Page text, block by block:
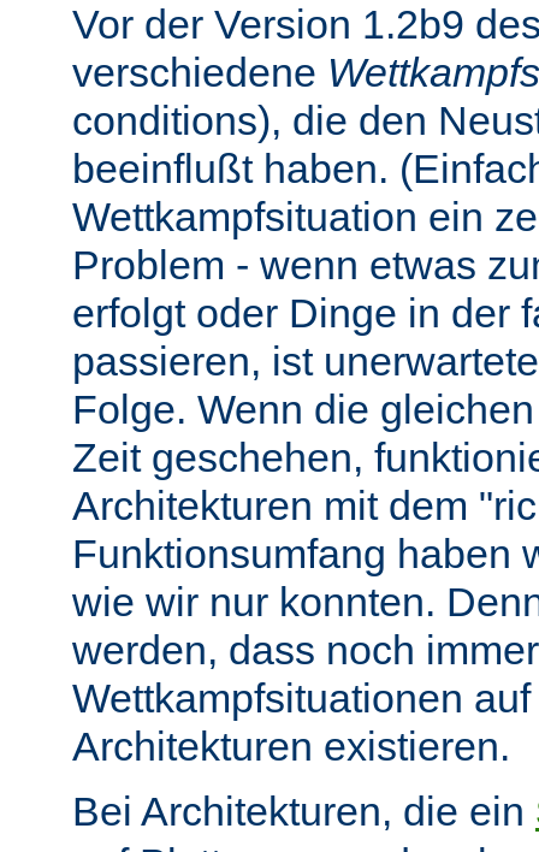
Vor der Version 1.2b9
verschiedene
conditions), die den
beeinflußt haben.
Wettkampfsituation ein
Problem - wenn etwas
erfolgt oder Dinge in der
passieren, ist
Folge. Wenn die
Zeit geschehen,
Architekturen mit dem
Funktionsumfang haben
wie wir nur konnten.
werden, dass noch immer
Wettkampfsituationen
Architekturen existieren.
Bei Architekturen, die ein